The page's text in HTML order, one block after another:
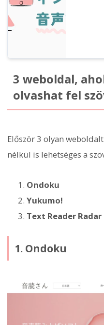
3 weboldal,
olvashat fel
Először 3 olyan
nélkül is lehetséges a
Ondoku
Yukumo!
Text Reader Radar
1. Ondoku